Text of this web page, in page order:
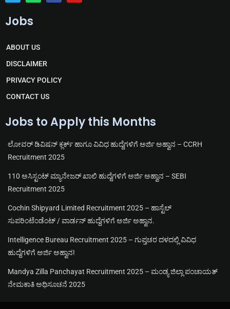
T
l
r
a
m
W
a
a
p
p
F Y
Jobs
ABOUT US
DISCLAIMER
PRIVACY POLICY
CONTACT US
Jobs to Apply this Months
ಲೋವರ್ ಡಿವಿಷನ್ ಕ್ಲರ್ಕ್ ಹಾಗೂ ವಿವಿಧ ಹುದ್ದೆಗಳಿಗೆ ಅರ್ಜಿ ಅಹ್ವಾನ – CCRH
Recruitment 2025
110 ಅಸಿಸ್ಟಂಟ್ ಮ್ಯಾನೇಜರ್ ಖಾಲಿ ಹುದ್ದೆಗಳಿಗೆ ಅರ್ಜಿ ಅಹ್ವಾನ – SEBI
Recruitment 2025
Cochin Shipyard Limited Recruitment 2025 – ಹಾಸ್ಟೆಲ್
ಸುಪರಿಂಟೆಂಡೆಂಟ್ / ವಾರ್ಡನ್ ಹುದ್ದೆಗಳಿಗೆ ಅರ್ಜಿ ಅಹ್ವಾನ.
Intelligence Bureau Recruitment 2025 – ಗುಪ್ತಚರ ದಳದಲ್ಲಿ ವಿವಿಧ
ಹುದ್ದೆಗಳಿಗೆ ಅರ್ಜಿ ಅಹ್ವಾನ!
Mandya Zilla Panchayat Recruitment 2025 – ಮಂಡ್ಯ ಜಿಲ್ಲಾ ಪಂಚಾಯತ್
ನೇಮಕಾತಿ ಅಧಿಸೂಚನೆ 2025